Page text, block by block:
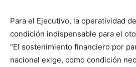
Para el Ejecutivo, la operatividad
condición indispensable para el
“El sostenimiento financiero por
nacional exige, como condición